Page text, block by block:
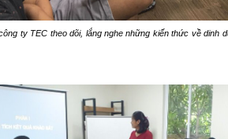
ty TEC theo dõi, lắng nghe những kiến thức về dinh